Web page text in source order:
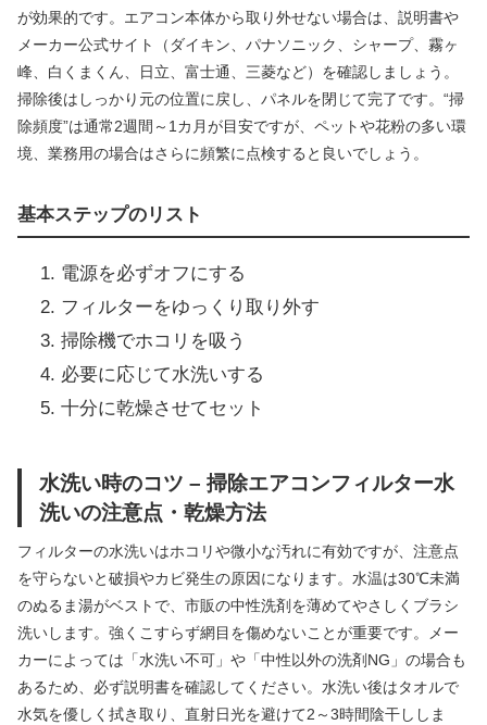
が効果的です。エアコン本体から取り外せない場合は、説明書や
メーカー公式サイト（ダイキン、パナソニック、シャープ、霧ヶ
峰、白くまくん、日立、富士通、三菱など）を確認しましょう。
掃除後はしっかり元の位置に戻し、パネルを閉じて完了です。“掃
除頻度”は通常2週間～1カ月が目安ですが、ペットや花粉の多い環
境、業務用の場合はさらに頻繁に点検すると良いでしょう。
基本ステップのリスト
電源を必ずオフにする
フィルターをゆっくり取り外す
掃除機でホコリを吸う
必要に応じて水洗いする
十分に乾燥させてセット
水洗い時のコツ – 掃除エアコンフィルター水
洗いの注意点・乾燥方法
フィルターの水洗いはホコリや微小な汚れに有効ですが、注意点
を守らないと破損やカビ発生の原因になります。水温は30℃未満
のぬるま湯がベストで、市販の中性洗剤を薄めてやさしくブラシ
洗いします。強くこすらず網目を傷めないことが重要です。メー
カーによっては「水洗い不可」や「中性以外の洗剤NG」の場合も
あるため、必ず説明書を確認してください。水洗い後はタオルで
水気を優しく拭き取り、直射日光を避けて2～3時間陰干ししま